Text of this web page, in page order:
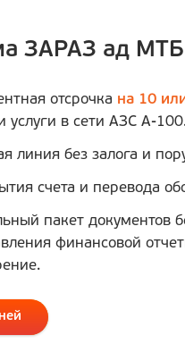
ЗАРАЗ ад
отсрочка на 10
услуги в сети АЗС А-
линия без залога и
счета и перевода
пакет документов
финансовой